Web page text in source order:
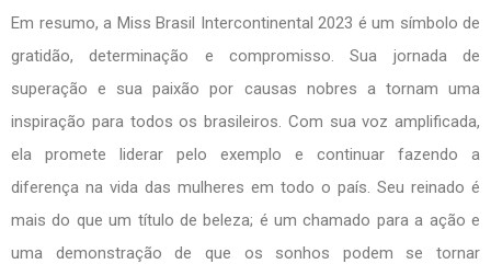
Em resumo, a Miss Brasil Intercontinental 2023 é um símbolo de
gratidão, determinação e compromisso. Sua jornada de
superação e sua paixão por causas nobres a tornam uma
inspiração para todos os brasileiros. Com sua voz amplificada,
ela promete liderar pelo exemplo e continuar fazendo a
diferença na vida das mulheres em todo o país. Seu reinado é
mais do que um título de beleza; é um chamado para a ação e
uma demonstração de que os sonhos podem se tornar